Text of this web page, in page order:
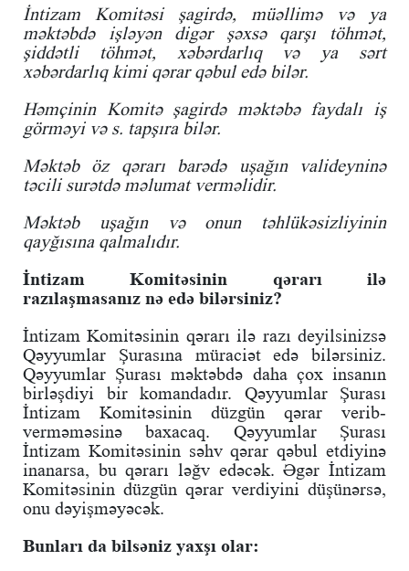
İntizam Komitəsi şagirdə, müəllimə və ya
məktəbdə işləyən digər şəxsə qarşı töhmət,
şiddətli töhmət, xəbərdarlıq və ya sərt
xəbərdarlıq kimi qərar qəbul edə bilər.
Həmçinin Komitə şagirdə məktəbə faydalı iş
görməyi və s. tapşıra bilər.
Məktəb öz qərarı barədə uşağın valideyninə
təcili surətdə məlumat verməlidir.
Məktəb uşağın və onun təhlükəsizliyinin
qayğısına qalmalıdır.
İntizam Komitəsinin qərarı ilə
razılaşmasanız nə edə bilərsiniz?
İntizam Komitəsinin qərarı ilə razı deyilsinizsə
Qəyyumlar Şurasına müraciət edə bilərsiniz.
Qəyyumlar Şurası məktəbdə daha çox insanın
birləşdiyi bir komandadır. Qəyyumlar Şurası
İntizam Komitəsinin düzgün qərar verib-
verməməsinə baxacaq. Qəyyumlar Şurası
İntizam Komitəsinin səhv qərar qəbul etdiyinə
inanarsa, bu qərarı ləğv edəcək. Əgər İntizam
Komitəsinin düzgün qərar verdiyini düşünərsə,
onu dəyişməyəcək.
Bunları da bilsəniz yaxşı olar: